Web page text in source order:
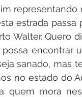
estrada
Walter. Quero
encontrar
sanado, mas
no estado do
quem mora